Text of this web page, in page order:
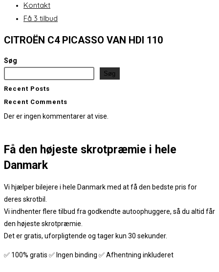
Kontakt
Få 3 tilbud
CITROËN C4 PICASSO VAN HDI 110
Søg
Søg
Recent Posts
Recent Comments
Der er ingen kommentarer at vise.
Få den højeste skrotpræmie i hele
Danmark
Vi hjælper bilejere i hele Danmark med at få den bedste pris for
deres skrotbil.
Vi indhenter flere tilbud fra godkendte autoophuggere, så du altid får
den højeste skrotpræmie.
Det er gratis, uforpligtende og tager kun 30 sekunder.
✅ 100% gratis ✅ Ingen binding ✅ Afhentning inkluderet